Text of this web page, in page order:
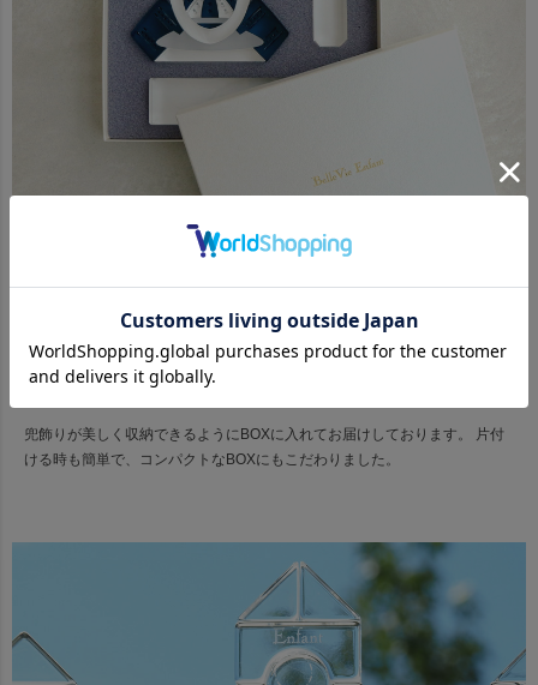
BOXに入れてお届けいたします
兜飾りが美しく収納できるようにBOXに入れてお届けしております。 片付
ける時も簡単で、コンパクトなBOXにもこだわりました。